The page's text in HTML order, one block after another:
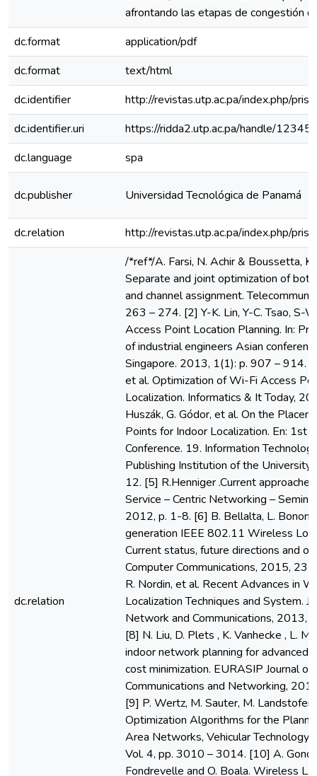
afrontando las etapas de congestión
dc.format
application/pdf
dc.format
text/html
dc.identifier
http://revistas.utp.ac.pa/index.php/
dc.identifier.uri
https://ridda2.utp.ac.pa/handle/
dc.language
spa
dc.publisher Universidad Tecnológica de Panamá
dc.relation http://revistas.utp.ac.pa/index.php/
dc.relation
/*ref*/A. Farsi, N. Achir & Boussetta,
Separate and joint optimization of
and channel assignment.
263 – 274. [2] Y-K. Lin, Y-C. Tsao, S-
Access Point Location Planning. In:
of industrial engineers Asian
Singapore. 2013, 1(1): p. 907 – 914.
et al. Optimization of Wi-Fi Access
Localization. Informatics & It Today,
Huszák, G. Gódor, et al. On the
Points for Indoor Localization. En: 1st
Conference. 19. Information
Publishing Institution of the University
12. [5] R.Henniger .Current
Service – Centric Networking –
2012, p. 1-8. [6] B. Bellalta, L.
generation IEEE 802.11 Wireless
Current status, future directions and
Computer Communications, 2015,
R. Nordin, et al. Recent Advances in
Localization Techniques and System.
Network and Communications, 2013,
[8] N. Liu, D. Plets , K. Vanhecke , L.
indoor network planning for advanced
cost minimization. EURASIP Journal
Communications and Networking,
[9] P. Wertz, M. Sauter, M. Landstofer
Optimization Algorithms for the
Area Networks, Vehicular Technology
Vol. 4, pp. 3010 – 3014. [10] A.
Fondrevelle and O. Boala. Wireless